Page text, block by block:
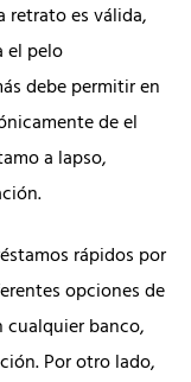
retrato es válida,
el pelo
debe permitir en
de el
a lapso,
rápidos por
opciones de
cualquier banco,
Por otro lado,